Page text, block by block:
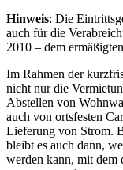
Hinweis: Die
auch für die
2010 – dem
Im Rahmen der
nicht nur die
Abstellen von
auch von ortsfesten
Lieferung von Strom.
bleibt es auch dann,
werden kann, mit dem